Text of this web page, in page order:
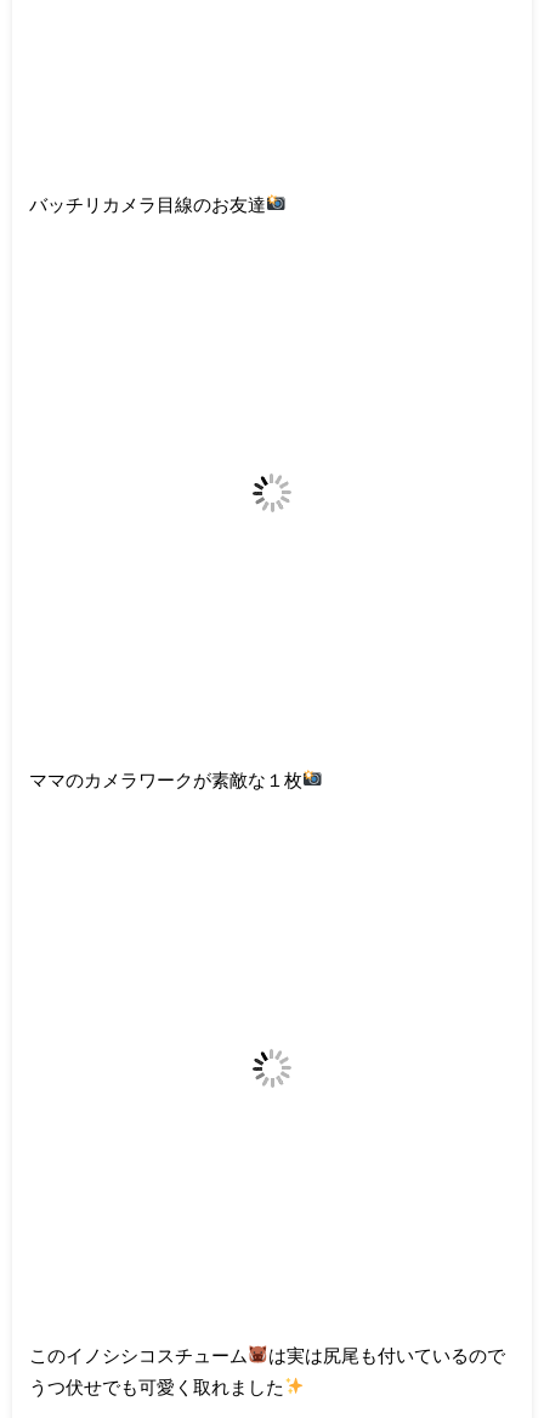
バッチリカメラ目線のお友達
ママのカメラワークが素敵な１枚
このイノシシコスチューム
は実は尻尾も付いているので
うつ伏せでも可愛く取れました